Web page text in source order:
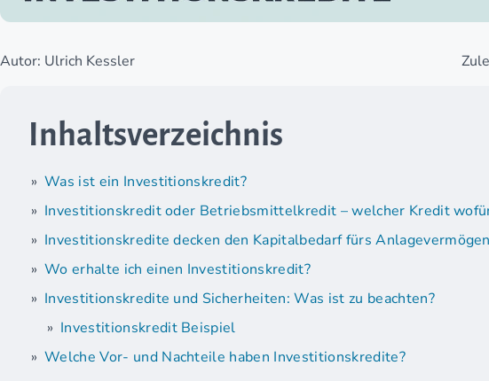
Autor: Ulrich Kessler
Inhaltsverzeichnis
Was ist ein Investitionskredit?
Investitionskredit oder Betriebsmittelkredit – welcher Kredit
Investitionskredite decken den Kapitalbedarf fürs
Wo erhalte ich einen Investitionskredit?
Investitionskredite und Sicherheiten: Was ist zu beachten?
Investitionskredit Beispiel
Welche Vor- und Nachteile haben Investitionskredite?